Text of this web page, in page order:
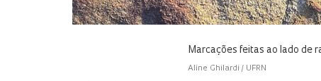
Marcações feitas ao lado de
Aline Ghilardi / UFRN